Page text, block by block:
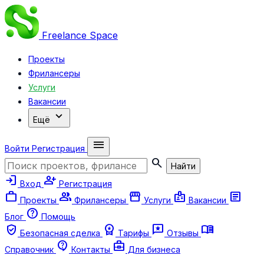
Freelance Space
Проекты
Фрилансеры
Услуги
Вакансии
Ещё expand_more
Войти Регистрация
menu
search
Найти
login Вход person_add Регистрация
work Проекты group Фрилансеры storefront Услуги badge Вакансии article
Блог help Помощь
verified_user Безопасная сделка workspace_premium Тарифы reviews Отзывы menu_book
Справочник contact_support Контакты business_center Для бизнеса